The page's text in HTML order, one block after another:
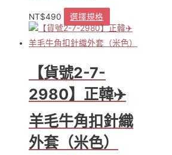
NT$490 選擇規格
產
品
款
式。
可
在
品
【貨號2-7-
2980】正韓✈️
羊毛牛角扣針織
外套（米色）